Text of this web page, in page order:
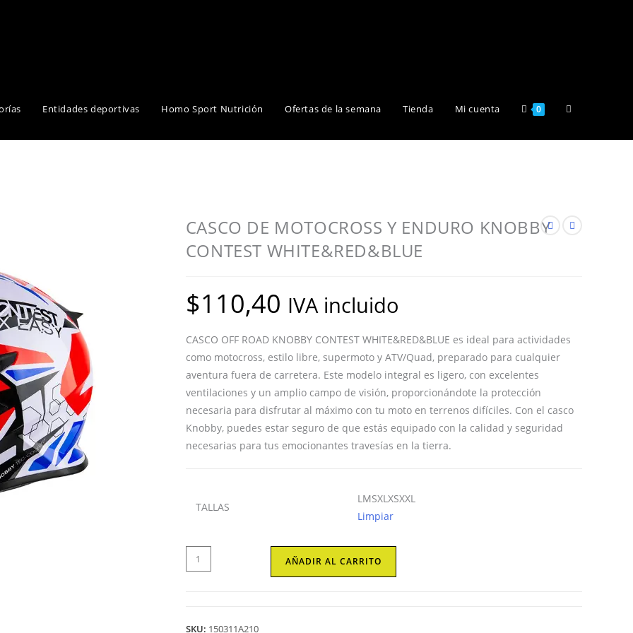
Entidades deportivas Homo Sport Nutrición Ofertas de la semana Tienda Mi cuenta 0 Alternar
CASCO DE MOTOCROSS Y ENDURO KNOBBY
CONTEST WHITE&RED&BLUE
$110,40 IVA incluido
CASCO OFF ROAD KNOBBY CONTEST WHITE&RED&BLUE es ideal para actividades
como motocross, estilo libre, supermoto y ATV/Quad, preparado para cualquier
aventura fuera de carretera. Este modelo integral es ligero, con excelentes
ventilaciones y un amplio campo de visión, proporcionándote la protección
necesaria para disfrutar al máximo con tu moto en terrenos difíciles. Con el casco
Knobby, puedes estar seguro de que estás equipado con la calidad y seguridad
necesarias para tus emocionantes travesías en la tierra.
TALLAS
LMSXLXSXXL
Limpiar
CASCO
DE
ENDURO
AÑADIR AL CARRITO
SKU: 150311A210